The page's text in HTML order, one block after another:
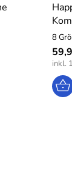
8
inkl.